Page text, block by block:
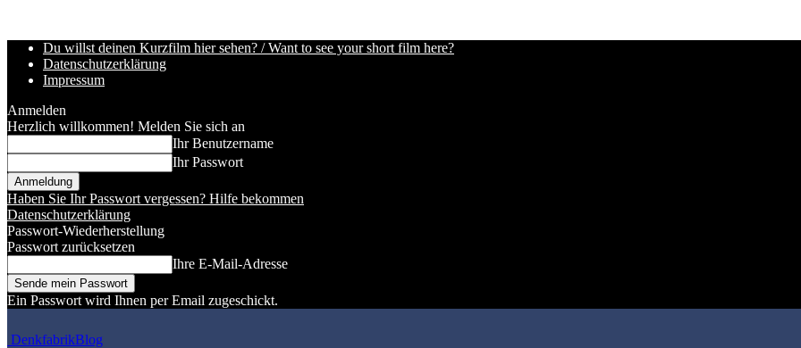
Du willst deinen Kurzfilm hier sehen? / Want to see your short film here?
Datenschutzerklärung
Impressum
Anmelden
Herzlich willkommen! Melden Sie sich an
Ihr Benutzername
Ihr Passwort
Haben Sie Ihr Passwort vergessen? Hilfe bekommen
Datenschutzerklärung
Passwort-Wiederherstellung
Passwort zurücksetzen
Ihre E-Mail-Adresse
Ein Passwort wird Ihnen per Email zugeschickt.
DenkfabrikBlog